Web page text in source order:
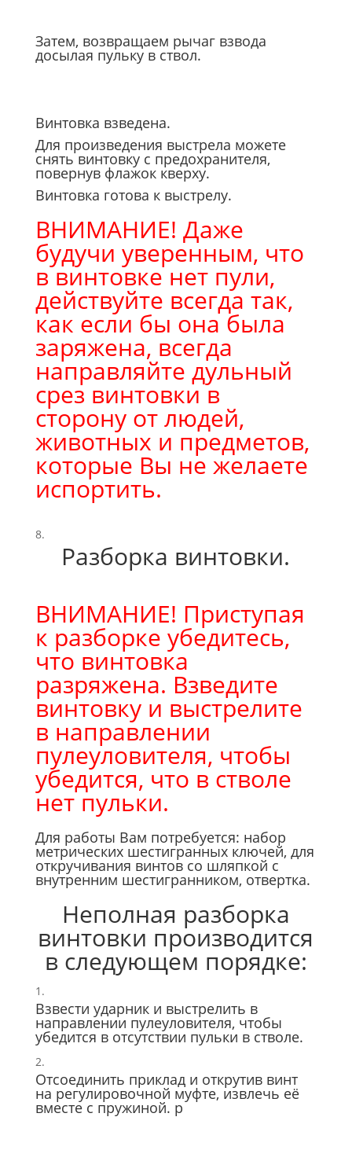
Затем, возвращаем рычаг взвода
досылая пульку в ствол.
Винтовка взведена.
Для произведения выстрела можете
снять винтовку с предохранителя,
повернув флажок кверху.
Винтовка готова к выстрелу.
ВНИМАНИЕ! Даже
будучи уверенным, что
в винтовке нет пули,
действуйте всегда так,
как если бы она была
заряжена, всегда
направляйте дульный
срез винтовки в
сторону от людей,
животных и предметов,
которые Вы не желаете
испортить.
Разборка винтовки.
ВНИМАНИЕ! Приступая
к разборке убедитесь,
что винтовка
разряжена. Взведите
винтовку и выстрелите
в направлении
пулеуловителя, чтобы
убедится, что в стволе
нет пульки.
Для работы Вам потребуется: набор
метрических шестигранных ключей, для
откручивания винтов со шляпкой с
внутренним шестигранником, отвертка.
Неполная разборка
винтовки производится
в следующем порядке:
Взвести ударник и выстрелить в
направлении пулеуловителя, чтобы
убедится в отсутствии пульки в стволе.
Отсоединить приклад и открутив винт
на регулировочной муфте, извлечь её
вместе с пружиной. р